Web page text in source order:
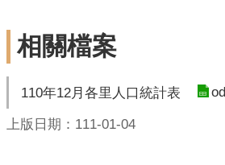
相關檔案
110年12月各里人口統計表
上版日期：111-01-04